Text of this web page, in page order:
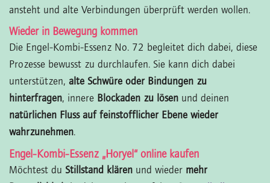
ansteht und alte Verbindungen überprüft werden wollen.
Wieder in Bewegung kommen
Die Engel-Kombi-Essenz No. 72 begleitet dich dabei, diese
Prozesse bewusst zu durchlaufen. Sie kann dich dabei
unterstützen, alte Schwüre oder Bindungen zu
hinterfragen, innere Blockaden zu lösen und deinen
natürlichen Fluss auf feinstofflicher Ebene wieder
wahrzunehmen.
Engel-Kombi-Essenz „Horyel“ online kaufen
Möchtest du Stillstand klären und wieder mehr